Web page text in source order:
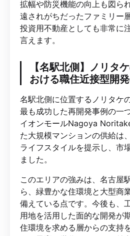
拡幅や防災機能の向上も図ら
遠されがちだったファミリー
投資用不動産としても非常に
言えます。
【名駅北側】ノリタ
おける職住近接型開
名駅北側に位置するノリタケ
最も成功した再開発事例の一
イオンモールNagoya
た大規模マンションの供給は
ライフスタイルを提示し、市
ました。
このエリアの強みは、名古屋
ら、緑豊かな住環境と大型商
備えている点です。今後も、
用地を活用した面的な開発が
住環境を求める層からの支持